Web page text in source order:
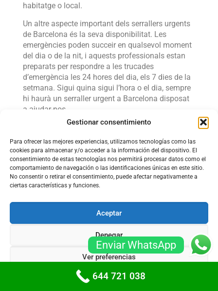
Gestionar consentimiento
Para ofrecer las mejores experiencias, utilizamos tecnologías como las
cookies para almacenar y/o acceder a la información del dispositivo. El
consentimiento de estas tecnologías nos permitirá procesar datos como el
comportamiento de navegación o las identificaciones únicas en este sitio.
No consentir o retirar el consentimiento, puede afectar negativamente a
ciertas características y funciones.
Aceptar
Denegar
Ver preferencias
Política de cookiesPolíticas de privacidad
habitatge o local.
Un altre aspecte important dels serrallers urgents
de Barcelona és la seva disponibilitat. Les
emergències poden succeir en qualsevol moment
del dia o de la nit, i aquests professionals estan
preparats per respondre a les trucades
d’emergència les 24 hores del dia, els 7 dies de la
setmana. Sigui quina sigui l’hora o el dia, sempre
hi haurà un serraller urgent a Barcelona disposat
a ajudar-nos.
En resum, els serrallers urgents de Barcelona són
un servei imprescindible per a la nostra seguretat i
tranquil·litat. Enfrontar-se a situacions
d’emergència relacionades amb les portes i els
sistemes de seguretat pot ser estressant i
desconcertant, però tenir un professional
qualificat a qui trucar fa que tot sigui més fàcil. A
Barcelona, podem estar tranquils sabent que els
serrallers urgents estan al nostre costat per
ajudar-nos en els moments més complicats.
Serrallers a Barcelona 24 Hores
Serrallersque atenen urgències 24 hores a el dia,
distingits pel seu
preu barat i econòmic
terme serveis de serralleria d’urgència i obertura
Enviar WhatsApp
644 721 038